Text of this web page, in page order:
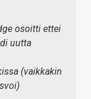
osoitti ettei
uutta
(vaikkakin